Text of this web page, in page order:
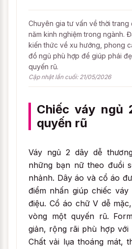
Chuyên gia tư vấn về thời trang
năm kinh nghiệm trong ngành.
kiến thức về xu hướng, phong
đồ ngủ phù hợp để giúp phái
quyến rũ.
Cập nhật lần cuối: 21/05/2026
Chiếc váy ngủ
quyến rũ
Váy ngủ 2 dây dễ
những bạn nữ theo đuổi
nhảnh. Dây áo và cổ áo
điểm nhấn giúp chiếc
điệu. Cổ áo chữ V dễ
vòng một quyến rũ.
giản, rộng rãi phù hợp với
Chất vải lụa thoáng mát,